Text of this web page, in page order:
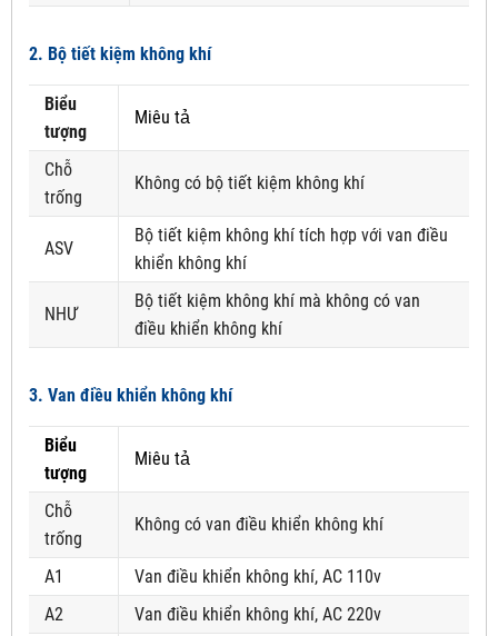
2. Bộ tiết kiệm không khí
Biểu
tượng
Miêu tả
Chỗ
trống
Không có bộ tiết kiệm không khí
ASV
Bộ tiết kiệm không khí tích hợp với van điều
khiển không khí
NHƯ
Bộ tiết kiệm không khí mà không có van
điều khiển không khí
3. Van điều khiển không khí
Biểu
tượng
Miêu tả
Chỗ
trống
Không có van điều khiển không khí
A1
Van điều khiển không khí, AC 110v
A2
Van điều khiển không khí, AC 220v